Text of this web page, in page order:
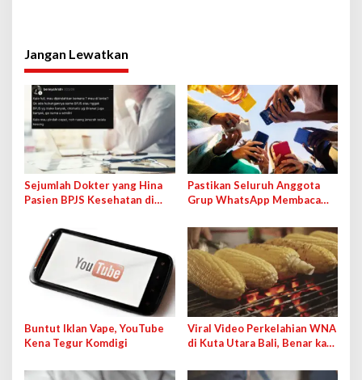
Jangan Lewatkan
Sejumlah Dokter yang Hina
Pasien BPJS Kesehatan di
Pastikan Seluruh Anggota
Grup WhatsApp Membaca
Buntut Iklan Vape, YouTube
Kena Tegur Komdigi
Viral Video Perkelahian WNA
di Kuta Utara Bali, Benar kah